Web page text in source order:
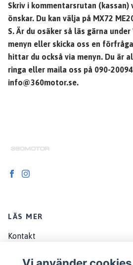
Skriv i kommentarsrutan (kassan)
önskar. Du kan välja på MX72
S. Är du osäker så läs gärna
menyn eller skicka oss en
hittar du också via menyn. Du är
ringa eller maila oss på 090-
info@360motor.se.
LÄS MER
Kontakt